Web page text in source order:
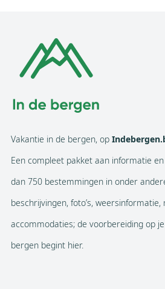
Vakantie in de bergen, op
Een compleet pakket aan informatie
dan 750 bestemmingen in onder
beschrijvingen, foto’s,
accommodaties; de voorbereiding op
bergen begint hier.